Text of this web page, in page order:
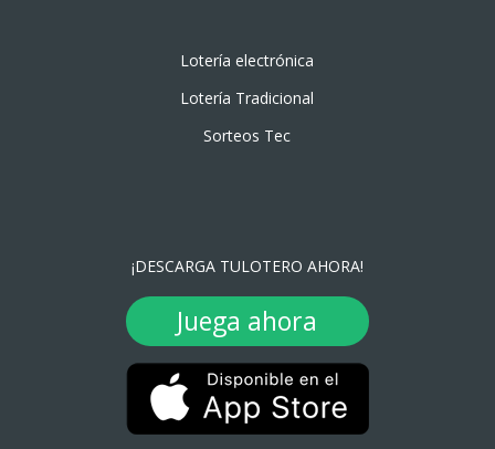
Lotería electrónica
Lotería Tradicional
Sorteos Tec
¡DESCARGA TULOTERO AHORA!
Juega ahora